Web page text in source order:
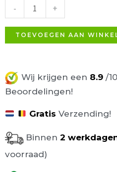
-
stof
aantal
+
TOEVOEGEN AAN
Wij krijgen een 8.9 /
Beoordelingen!
Gratis Verzending!
Binnen 2
voorraad)